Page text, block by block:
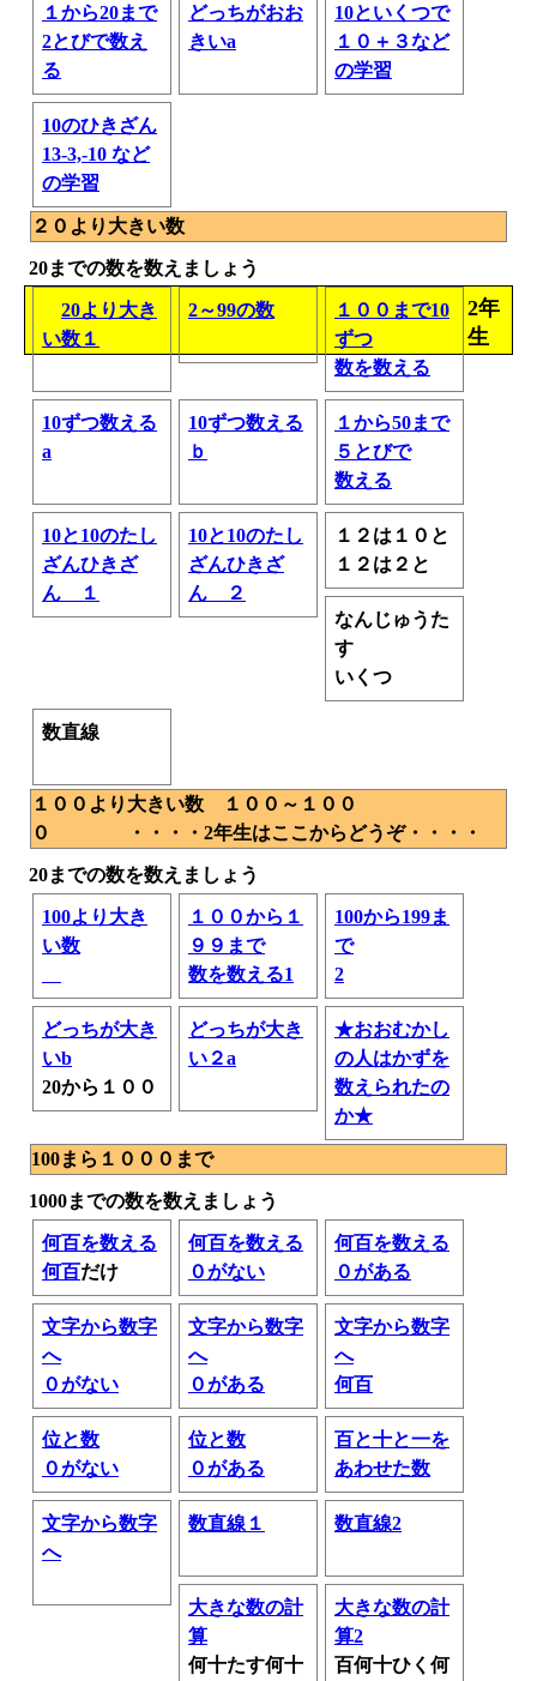
１から20まで
2とびで数え
る
どっちがおお
きいa
10といくつで
１０＋３など
の学習
10のひきざん
13-3,-10 など
の学習
２０より大きい数
20までの数を数えましょう
20より大き
い数１
2～99の数
１００まで10
ずつ
数を数える
10ずつ数える
a
10ずつ数える
ｂ
１から50まで
５とびで
数える
10と10のたし
ざんひきざ
ん １
10と10のたし
ざんひきざ
ん ２
１２は１０と
１２は２と
なんじゅうた
す
いくつ
数直線
2年
生
１００より大きい数 １００～１００
０ ・・・・2年生はここからどうぞ・・・・
20までの数を数えましょう
100より大き
い数
１００から１
９９まで
数を数える1
100から199ま
で
2
どっちが大き
いb
20から１００
どっちが大き
い２a
★おおむかし
の人はかずを
数えられたの
か★
100まら１０００まで
1000までの数を数えましょう
何百を数える
何百だけ
何百を数える
０がない
何百を数える
０がある
文字から数字
へ
０がない
文字から数字
へ
０がある
文字から数字
へ
何百
位と数
０がない
位と数
０がある
百と十と一を
あわせた数
文字から数字
へ
数直線１ 数直線2
大きな数の計
算
何十たす何十
大きな数の計
算2
百何十ひく何